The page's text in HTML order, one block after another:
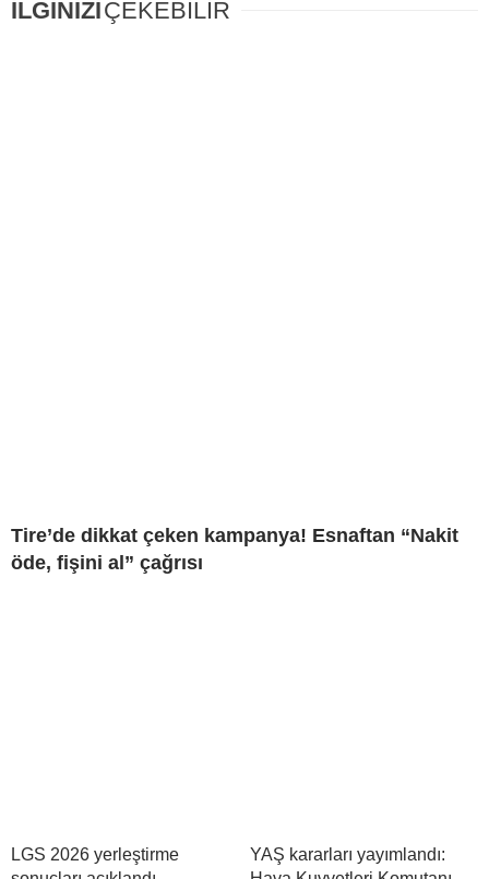
İLGİNİZİÇEKEBİLİR
Tire’de dikkat çeken kampanya! Esnaftan “Nakit
öde, fişini al” çağrısı
LGS 2026 yerleştirme
YAŞ kararları yayımlandı: